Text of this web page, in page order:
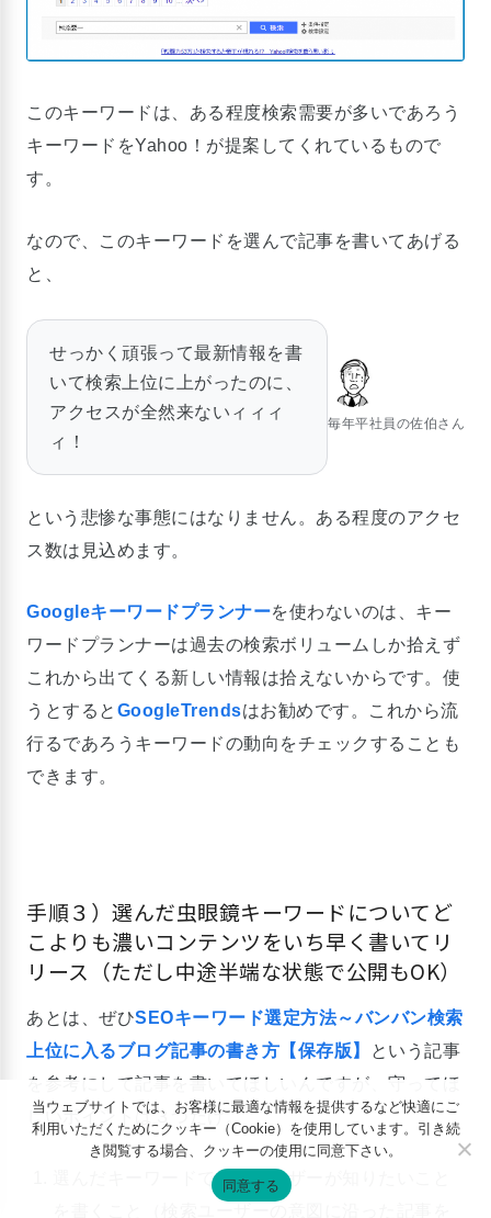
このキーワードは、ある程度検索需要が多いであろう
キーワードをYahoo！が提案してくれているもので
す。
なので、このキーワードを選んで記事を書いてあげる
と、
せっかく頑張って最新情報を書
いて検索上位に上がったのに、
アクセスが全然来ないィィィ
ィ！
毎年平社員の佐伯さん
という悲惨な事態にはなりません。ある程度のアクセ
ス数は見込めます。
Googleキーワードプランナーを使わないのは、キー
ワードプランナーは過去の検索ボリュームしか拾えず
これから出てくる新しい情報は拾えないからです。使
うとすると GoogleTrendsはお勧めです。これから流
行るであろうキーワードの動向をチェックすることも
できます。
手順３）選んだ虫眼鏡キーワードについてど
こよりも濃いコンテンツをいち早く書いてリ
リース（ただし中途半端な状態で公開もOK）
あとは、ぜひSEOキーワード選定方法～バンバン検索
上位に入るブログ記事の書き方【保存版】
という記事
を参考にして記事を書いてほしいんですが、守ってほ
しいポイントは３つだけ。
選んだキーワードで検索ユーザーが知りたいこと
当ウェブサイトでは、お客様に最適な情報を提供するなど快適にご
利用いただくためにクッキー（Cookie）を使用しています。引き続
き閲覧する場合、クッキーの使用に同意下さい。
同意する